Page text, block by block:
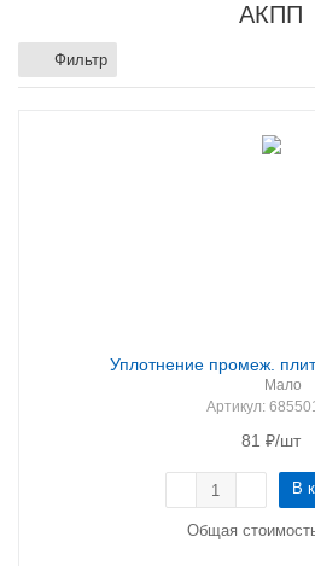
АКПП
Фильтр
Уплотнение промеж.
Мало
Артикул:
81 ₽/шт
В
Общая